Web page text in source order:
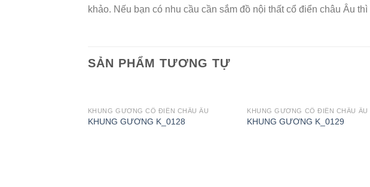
khảo. Nếu bạn có nhu cầu cần sắm đồ nội thất cổ điển châu Âu
SẢN PHẨM TƯƠNG TỰ
KHUNG GƯƠNG CỔ ĐIỂN CHÂU ÂU
KHUNG GƯƠNG K_0128
KHUNG GƯƠNG CỔ ĐIỂN CHÂU ÂU
KHUNG GƯƠNG K_0129